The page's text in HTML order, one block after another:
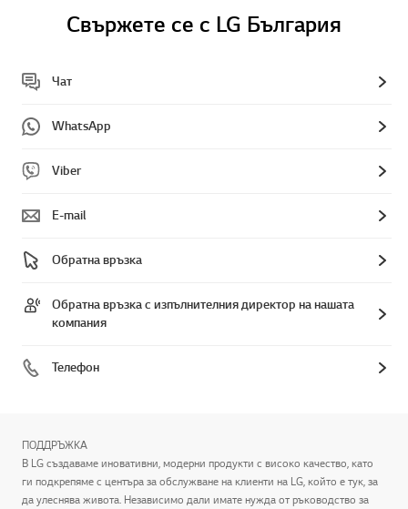
Свържете се с LG България
Чат
WhatsApp
Viber
E-mail
Обратна връзка
Обратна връзка с изпълнителния директор на нашата
компания
Телефон
ПОДДРЪЖКА
В LG създаваме иновативни, модерни продукти с високо качество, като
ги подкрепяме с центъра за обслужване на клиенти на LG, който е тук, за
да улеснява живота. Независимо дали имате нужда от ръководство за